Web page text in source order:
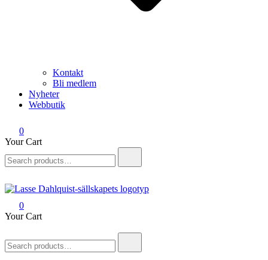
Kontakt
Bli medlem
Nyheter
Webbutik
0
Your Cart
for:
Lasse Dahlquist-sällskapet
Allt om Lasse Dahlquist – kompositör, musiker, artist, kåsör och
skådespelare
0
Your Cart
for: